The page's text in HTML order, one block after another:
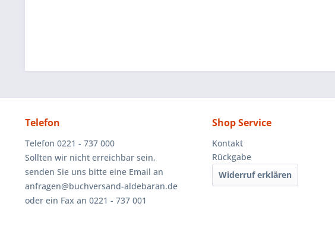
Telefon
Telefon 0221 - 737 000
Sollten wir nicht erreichbar sein,
senden Sie uns bitte eine Email an
anfragen@buchversand-aldebaran.de
oder ein Fax an 0221 - 737 001
Shop Service
Kontakt
Rückgabe
Widerruf erklären